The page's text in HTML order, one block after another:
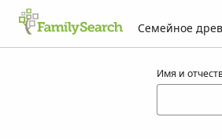
Семейное
Имя и